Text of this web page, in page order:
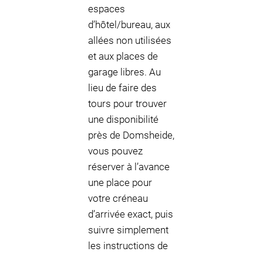
espaces
d’hôtel/bureau, aux
allées non utilisées
et aux places de
garage libres. Au
lieu de faire des
tours pour trouver
une disponibilité
près de Domsheide,
vous pouvez
réserver à l’avance
une place pour
votre créneau
d’arrivée exact, puis
suivre simplement
les instructions de